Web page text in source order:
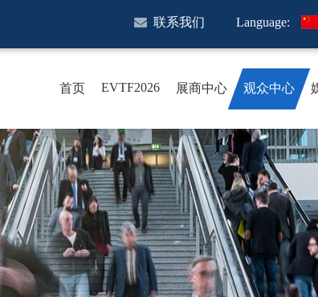
联系我们 Language:
首页 EVTF2026 展商中心 观众中心